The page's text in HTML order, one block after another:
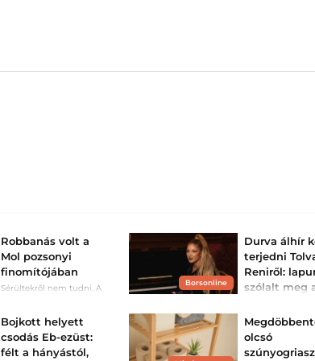
Robbanás volt a
Mol pozsonyi
finomítójában
Sérültekről nem tudni. A
Borsonline
Durva álhír
terjedni
Reniről:
szólalt meg
Tolvai Reni
ért vádakat.
Bojkott helyett
csodás Eb-ezüst:
félt a hányástól,
olcsó